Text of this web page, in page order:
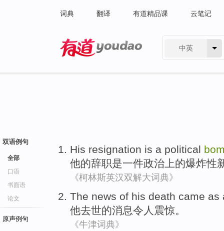
词典 翻译 有道精品课 云笔记
中英
双语例句
全部
口语
书面语
论文
原声例句
His resignation is a political
他的辞职是一件政治 上的爆炸性
《柯林斯英汉双解大词典》
The news of his death came as
他去世的消息令人 震惊。
《牛津词典》